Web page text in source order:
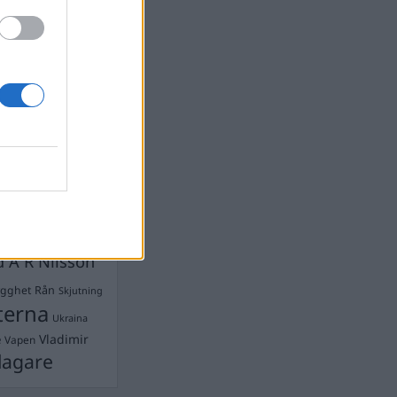
Mord
A R Nilsson
Rån Skjutning
Ukraina
Vapen Vladimir